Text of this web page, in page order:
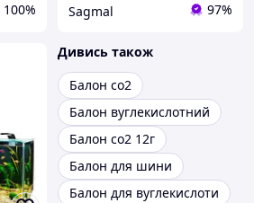
100% Sagmal 97%
Дивись також
Балон co2
Балон вуглекислотний
Балон со2 12г
Балон для шини
Балон для вуглекислоти